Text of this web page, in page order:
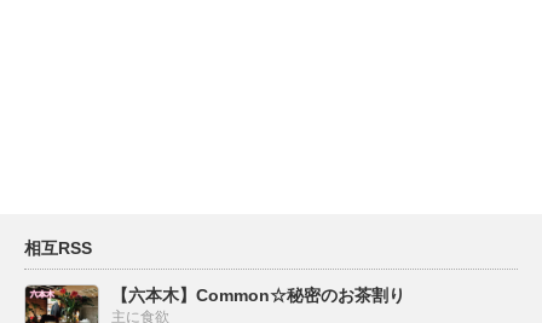
相互RSS
【六本木】Common☆秘密のお茶割り
主に食欲